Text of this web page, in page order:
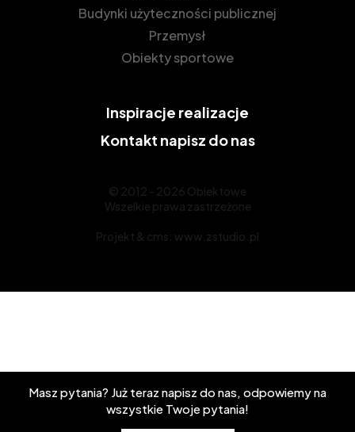
Budynki użyteczności publicznej
Przemysł
Obiekty sportowe
Inspiracje realizacje
Kontakt napisz do nas
© 2012 - 2026 Obiektowe
Wszelkie prawa zastrzeżone
Projekt & cms: www.zstudio.pl
Masz pytania? Już teraz napisz do nas, odpowiemy na
wszystkie Twoje pytania!